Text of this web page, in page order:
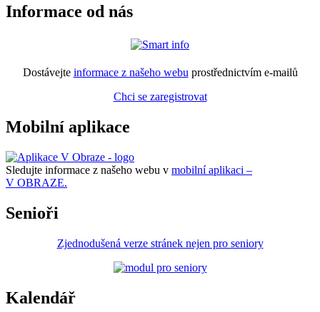
Informace od nás
Dostávejte informace z našeho webuprostřednictvím e-mailů
Chci se zaregistrovat
Mobilní aplikace
Sledujte informace z našeho webu v mobilní aplikaci –
V OBRAZE.
Senioři
Zjednodušená verze stránek nejen pro seniory
Kalendář